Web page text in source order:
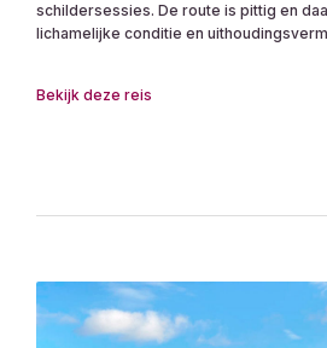
schildersessies. De route is pittig en
lichamelijke conditie en
Bekijk deze reis